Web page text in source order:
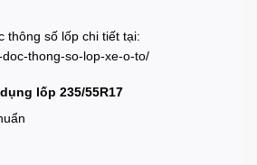
thông số lốp chi tiết tại:
thong-so-lop-xe-o-to/
lốp 235/55R17